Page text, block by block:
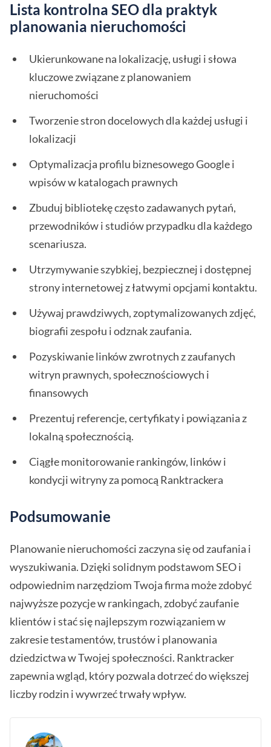
Lista kontrolna SEO dla praktyk
planowania nieruchomości
Ukierunkowane na lokalizację, usługi i słowa
kluczowe związane z planowaniem
nieruchomości
Tworzenie stron docelowych dla każdej usługi i
lokalizacji
Optymalizacja profilu biznesowego Google i
wpisów w katalogach prawnych
Zbuduj bibliotekę często zadawanych pytań,
przewodników i studiów przypadku dla każdego
scenariusza.
Utrzymywanie szybkiej, bezpiecznej i dostępnej
strony internetowej z łatwymi opcjami kontaktu.
Używaj prawdziwych, zoptymalizowanych zdjęć,
biografii zespołu i odznak zaufania.
Pozyskiwanie linków zwrotnych z zaufanych
witryn prawnych, społecznościowych i
finansowych
Prezentuj referencje, certyfikaty i powiązania z
lokalną społecznością.
Ciągłe monitorowanie rankingów, linków i
kondycji witryny za pomocą Ranktrackera
Podsumowanie
Planowanie nieruchomości zaczyna się od zaufania i
wyszukiwania. Dzięki solidnym podstawom SEO i
odpowiednim narzędziom Twoja firma może zdobyć
najwyższe pozycje w rankingach, zdobyć zaufanie
klientów i stać się najlepszym rozwiązaniem w
zakresie testamentów, trustów i planowania
dziedzictwa w Twojej społeczności. Ranktracker
zapewnia wgląd, który pozwala dotrzeć do większej
liczby rodzin i wywrzeć trwały wpływ.